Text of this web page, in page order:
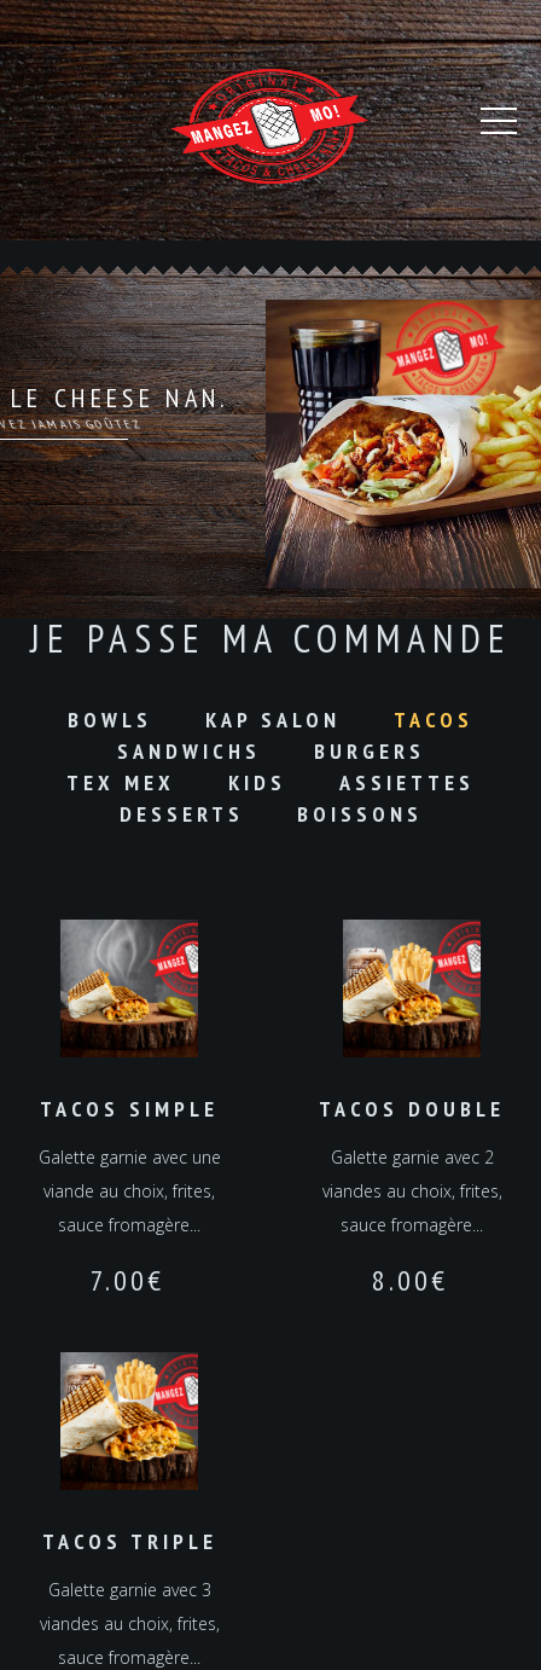
LE CHEESE NAN.
COMME VOUS L'AVEZ JAMAIS GOÛTEZ
Un sandwish classique, un cheese nan, à vous de choisir !
COMMANDER
DÉCOUVREZ NOS SANDWICHS
JE PASSE MA COMMANDE
BOWLS KAP SALON
TACOS
SANDWICHS
BURGERS
TEX MEX
KIDS
ASSIETTES
DESSERTS
BOISSONS
TACOS SIMPLE
Galette garnie avec une
viande au choix, frites,
sauce fromagère...
7.00€
TACOS DOUBLE
Galette garnie avec 2
viandes au choix, frites,
sauce fromagère...
8.00€
TACOS TRIPLE
Galette garnie avec 3
viandes au choix, frites,
sauce fromagère...